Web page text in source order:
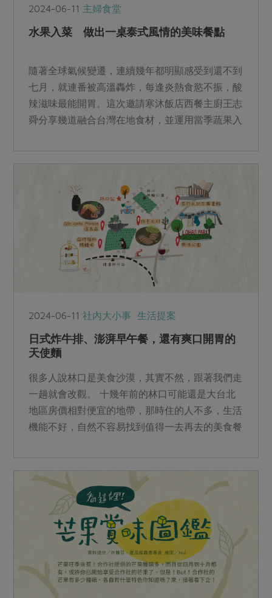
2024-06-11 主婦食堂
水果入菜 做出一桌泰式風情的美味餐點
隨著全球氣候變遷，連續幾年都明顯感受到還不到
七月，就連番被高溫轟炸，每逢炎熱食慾不振，酸
辣滋味最能開胃。這次邀請寒沐飯店西餐主廚王志
舜分享幾道融合台灣在地食材，並運用當季蔬果入
手，又能快速提振食慾的泰式經典料理，邀請主婦
們居家夏日餐桌端出開胃泰菜，讓家人為之驚艷。
2024-06-11社內大小事 生活提案
日式炸牛排、澎湃早午餐，還有爽口開胃的
天使麵
很多人說林口是美食沙漠，其實不然，跟著我們走
一趟就會改觀。 十幾年前的林口可能還是大台北
地區房價相對便宜的地帶，那時住的人不多，生活
機能不好，自然不容易找到值得一去再去的美食餐
住人口變多，美食餐廳當然也如雨後春筍一直出
現。